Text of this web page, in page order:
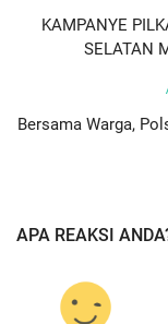
KAMPANYE
SELATAN
Bersama Warga,
APA REAKSI